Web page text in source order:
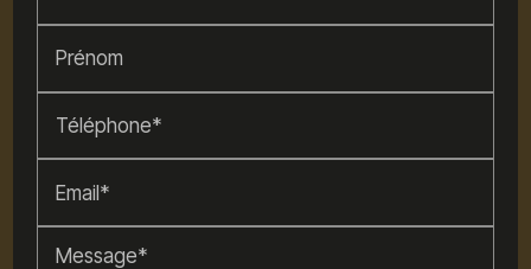
Prénom
Téléphone*
Email*
Message*